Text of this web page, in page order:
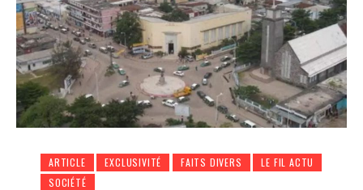
ARTICLE EXCLUSIVITÉ FAITS DIVERS
LE FIL ACTU
SOCIÉTÉ